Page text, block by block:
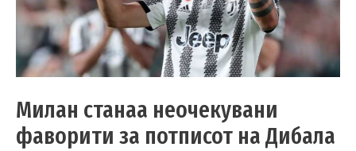
Милан станаа неочекувани
фаворити за потписот на Дибала